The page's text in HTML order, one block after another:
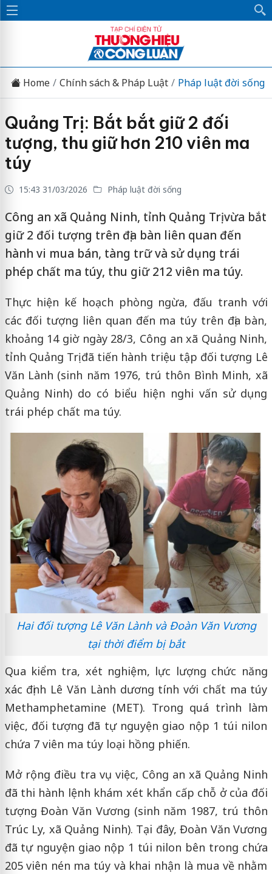
Home Chính sách & Pháp Luật Pháp luật đời sống
Quảng Trị: Bắt bắt giữ 2 đối
tượng, thu giữ hơn 210 viên ma
túy
15:43 31/03/2026 Pháp luật đời sống
Công an xã Quảng Ninh, tỉnh Quảng Trị vừa bắt
giữ 2 đối tượng trên địa bàn liên quan đến
hành vi mua bán, tàng trữ và sử dụng trái
phép chất ma túy, thu giữ 212 viên ma túy.
Thực hiện kế hoạch phòng ngừa, đấu tranh với
các đối tượng liên quan đến ma túy trên địa bàn,
khoảng 14 giờ ngày 28/3, Công an xã Quảng Ninh,
tỉnh Quảng Trị đã tiến hành triệu tập đối tượng Lê
Văn Lành (sinh năm 1976, trú thôn Bình Minh, xã
Quảng Ninh) do có biểu hiện nghi vấn sử dụng
trái phép chất ma túy.
Hai đối tượng Lê Văn Lành và Đoàn Văn Vương
tại thời điểm bị bắt
Qua kiểm tra, xét nghiệm, lực lượng chức năng
xác định Lê Văn Lành dương tính với chất ma túy
Methamphetamine (MET). Trong quá trình làm
việc, đối tượng đã tự nguyện giao nộp 1 túi nilon
chứa 7 viên ma túy loại hồng phiến.
Mở rộng điều tra vụ việc, Công an xã Quảng Ninh
đã thi hành lệnh khám xét khẩn cấp chỗ ở của đối
tượng Đoàn Văn Vương (sinh năm 1987, trú thôn
Trúc Ly, xã Quảng Ninh). Tại đây, Đoàn Văn Vương
đã tự nguyện giao nộp 1 túi nilon bên trong chứa
205 viên nén ma túy và khai nhận là mua về nhằm